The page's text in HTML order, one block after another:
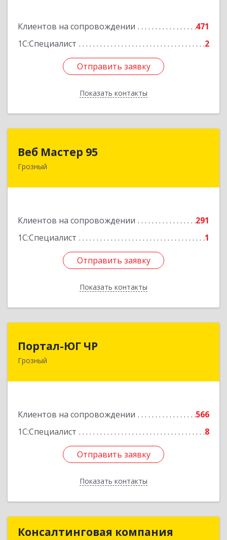
Клиентов на сопровождении
471
1С:Специалист
2
Отправить заявку
Показать контакты
Отправить заявку
Назад
Веб Мастер 95
Грозный
Клиентов на сопровождении
291
1С:Специалист
1
Отправить заявку
Показать контакты
Подробнее
Отправить заявку
Назад
Портал-ЮГ ЧР
Грозный
Клиентов на сопровождении
566
1С:Специалист
8
Отправить заявку
Показать контакты
364906, Чеченская Респ, Грозный г, Путина пр-
Отправить заявку
Назад
Консалтинговая компания
Консалтинговая компания